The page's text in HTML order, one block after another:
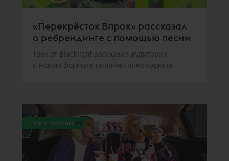
«Перекрёсток Впрок» рассказал
о ребрендинге с помощью песни
Трек от Blacklight рассказал аудитории
о новом формате онлайн-гипермаркета
всего голосов: 122